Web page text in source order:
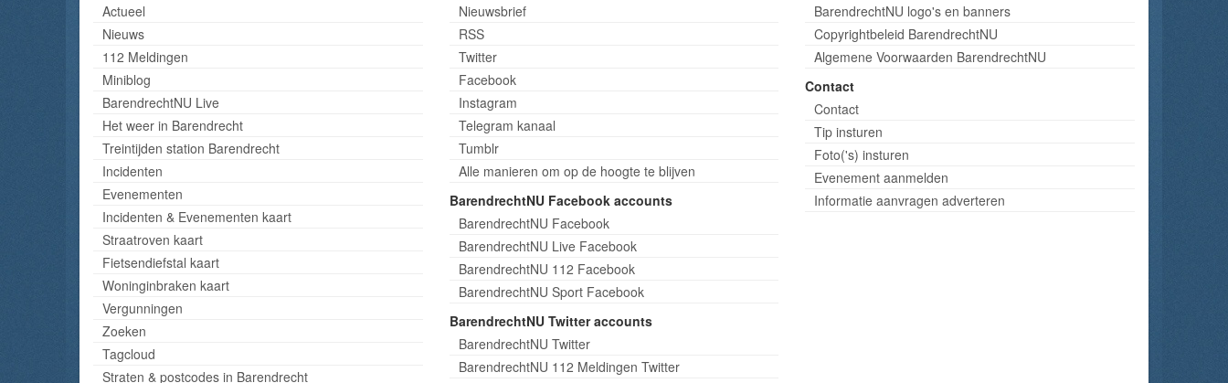
Actueel
Nieuws
112 Meldingen
Miniblog
BarendrechtNU Live
Het weer in Barendrecht
Treintijden station Barendrecht
Incidenten
Evenementen
Incidenten & Evenementen kaart
Straatroven kaart
Fietsendiefstal kaart
Woninginbraken kaart
Vergunningen
Zoeken
Tagcloud
Straten & postcodes in Barendrecht
Nieuwsbrief
RSS
Twitter
Facebook
Instagram
Telegram kanaal
Tumblr
Alle manieren om op de hoogte te blijven
BarendrechtNU Facebook accounts
BarendrechtNU Facebook
BarendrechtNU Live Facebook
BarendrechtNU 112 Facebook
BarendrechtNU Sport Facebook
BarendrechtNU Twitter accounts
BarendrechtNU Twitter
BarendrechtNU 112 Meldingen Twitter
BarendrechtNU logo's en banners
Copyrightbeleid BarendrechtNU
Algemene Voorwaarden BarendrechtNU
Contact
Contact
Tip insturen
Foto('s) insturen
Evenement aanmelden
Informatie aanvragen adverteren